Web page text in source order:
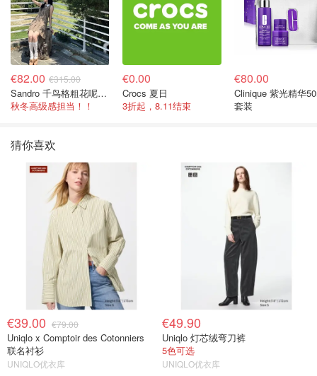
€82.00 €315.00
Sandro 千鸟格粗花呢连衣裙
秋冬高级感担当！！
€0.00
Crocs 夏日
3折起，8.11结束
€80.00
Clinique 紫光精华
套装
猜你喜欢
€39.00 €79.00
Uniqlo x Comptoir des Cotonniers
联名衬衫
UNIQLO优衣库
€49.90
Uniqlo 灯芯绒弯刀裤
5色可选
UNIQLO优衣库